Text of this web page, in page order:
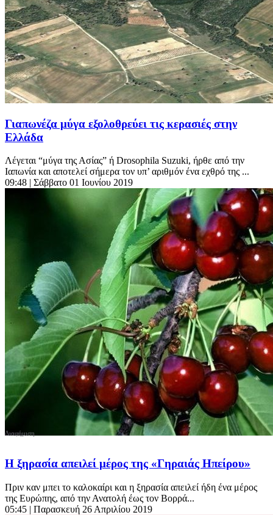
Γιαπωνέζα μύγα εξολοθρεύει τις κερασιές στην
Ελλάδα
Λέγεται “μύγα της Ασίας” ή Drosophila Suzuki, ήρθε από την
Ιαπωνία και αποτελεί σήμερα τον υπ’ αριθμόν ένα εχθρό της ...
09:48 | Σάββατο 01 Ιουνίου 2019
Η ξηρασία απειλεί μέρος της «Γηραιάς Ηπείρου»
Πριν καν μπει το καλοκαίρι και η ξηρασία απειλεί ήδη ένα μέρος
της Ευρώπης, από την Ανατολή έως τον Βορρά...
05:45 | Παρασκευή 26 Απριλίου 2019